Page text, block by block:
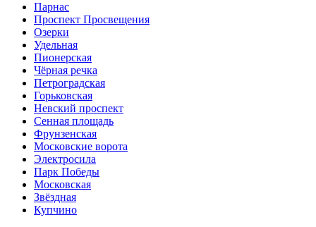
Парнас
Проспект Просвещения
Озерки
Удельная
Пионерская
Чёрная речка
Петроградская
Горьковская
Невский проспект
Сенная площадь
Фрунзенская
Московские ворота
Электросила
Парк Победы
Московская
Звёздная
Купчино